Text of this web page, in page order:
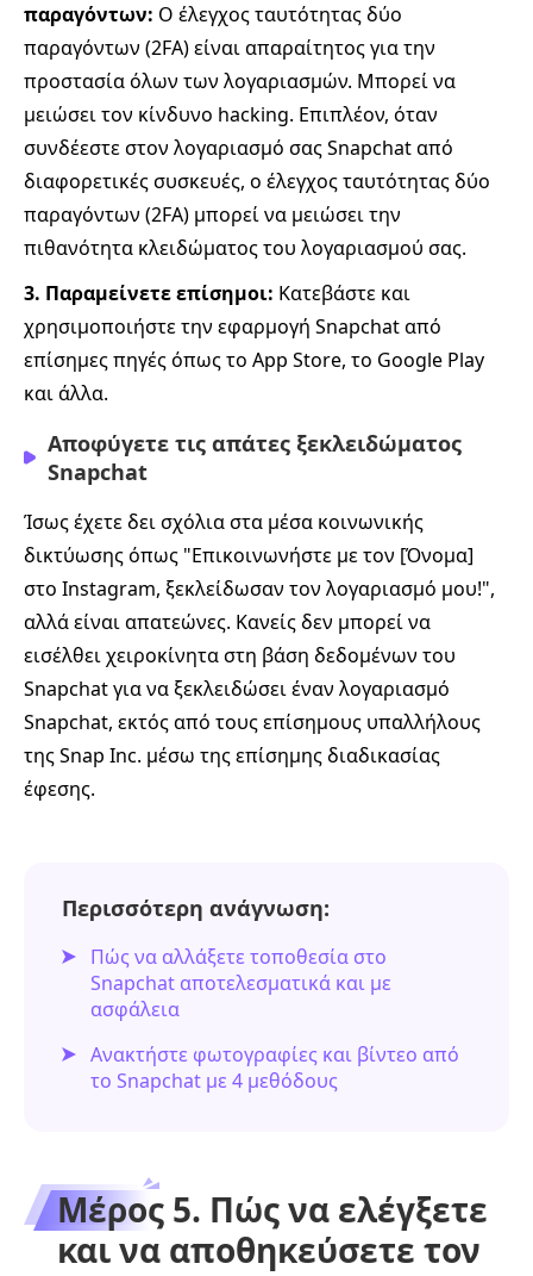
παραγόντων: Ο έλεγχος ταυτότητας δύο
παραγόντων (2FA) είναι απαραίτητος για την
προστασία όλων των λογαριασμών. Μπορεί να
μειώσει τον κίνδυνο hacking. Επιπλέον, όταν
συνδέεστε στον λογαριασμό σας Snapchat από
διαφορετικές συσκευές, ο έλεγχος ταυτότητας δύο
παραγόντων (2FA) μπορεί να μειώσει την
πιθανότητα κλειδώματος του λογαριασμού σας.
3. Παραμείνετε επίσημοι: Κατεβάστε και
χρησιμοποιήστε την εφαρμογή Snapchat από
επίσημες πηγές όπως το App Store, το Google Play
και άλλα.
Αποφύγετε τις απάτες ξεκλειδώματος
Snapchat
Ίσως έχετε δει σχόλια στα μέσα κοινωνικής
δικτύωσης όπως "Επικοινωνήστε με τον [Όνομα]
στο Instagram, ξεκλείδωσαν τον λογαριασμό μου!",
αλλά είναι απατεώνες. Κανείς δεν μπορεί να
εισέλθει χειροκίνητα στη βάση δεδομένων του
Snapchat για να ξεκλειδώσει έναν λογαριασμό
Snapchat, εκτός από τους επίσημους υπαλλήλους
της Snap Inc. μέσω της επίσημης διαδικασίας
έφεσης.
Περισσότερη ανάγνωση:
Πώς να αλλάξετε τοποθεσία στο
Snapchat αποτελεσματικά και με
ασφάλεια
Ανακτήστε φωτογραφίες και βίντεο από
το Snapchat με 4 μεθόδους
Μέρος 5. Πώς να ελέγξετε
και να αποθηκεύσετε τον